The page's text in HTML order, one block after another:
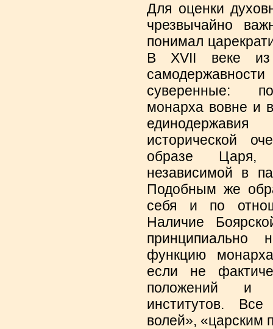
Для оценки
чрезвычайно
понимал
В XVII веке из
суверенные:
монарха вовне и
исторической
образе Царя,
независимой в
Подобным же
себя и по
Наличие
принципиально
функцию
если не
положений и
институтов.
волей»,